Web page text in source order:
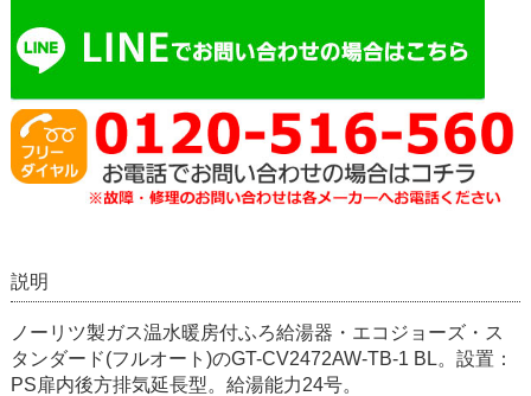
説明
ノーリツ製ガス温水暖房付ふろ給湯器・エコジョーズ・ス
タンダード(フルオート)のGT-CV2472AW-TB-1 BL。設置：
PS扉内後方排気延長型。給湯能力24号。